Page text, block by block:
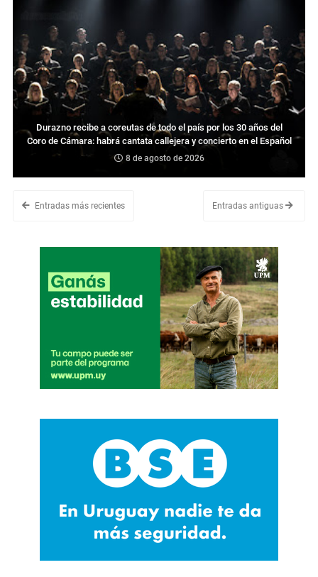
Durazno recibe a coreutas de todo el país por los 30 años del
Coro de Cámara: habrá cantata callejera y concierto en el Español
8 de agosto de 2026
Entradas más recientes Entradas antiguas